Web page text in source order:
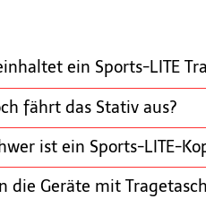
ein Sports-LITE
fährt das Stativ aus?
ist ein Sports-LITE-
die Geräte mit